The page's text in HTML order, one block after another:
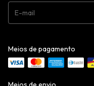
Meios de pagamento